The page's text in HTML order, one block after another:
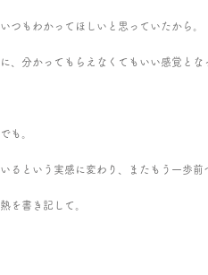
つもわかってほしいと思っていたから。
、分かってもらえなくてもいい感覚とな
も。
るという実感に変わり、またもう一歩前
を書き記して。